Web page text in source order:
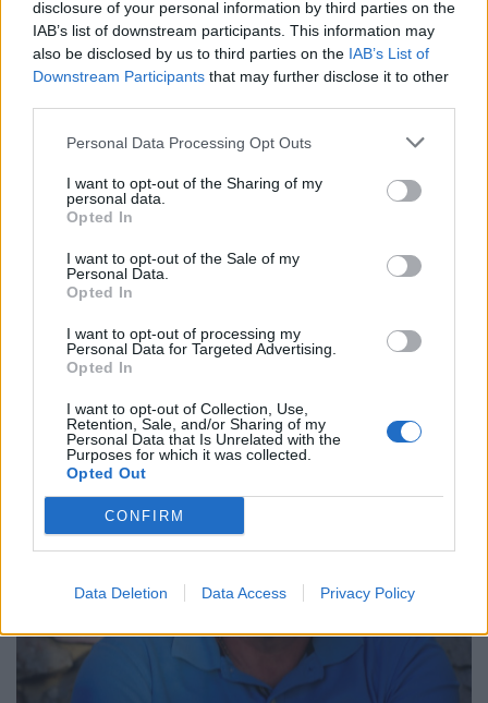
disclosure of your personal information by third parties on the
IAB’s list of downstream participants. This information may
also be disclosed by us to third parties on the IAB’s List of
Downstream Participants that may further disclose it to other
Personal Data Processing Opt Outs
I want to opt-out of the Sharing of my
personal data.
Opted In
I want to opt-out of the Sale of my
Personal Data.
Opted In
I want to opt-out of processing my
Personal Data for Targeted Advertising.
Opted In
I want to opt-out of Collection, Use,
Retention, Sale, and/or Sharing of my
Personal Data that Is Unrelated with the
Purposes for which it was collected.
Opted Out
CONFIRM
Data Deletion Data Access Privacy Policy
αντιμετώπισης εκτάκτων αναγκών
δημόσιας υγείας
05 Αυγούστου 2024
Ο M. Θεμιστοκλέους στον Στ.
Υγείας Μέρος Πρώτο"
ΣΧΕΤΙΚΑ ΑΡΘΡΑ